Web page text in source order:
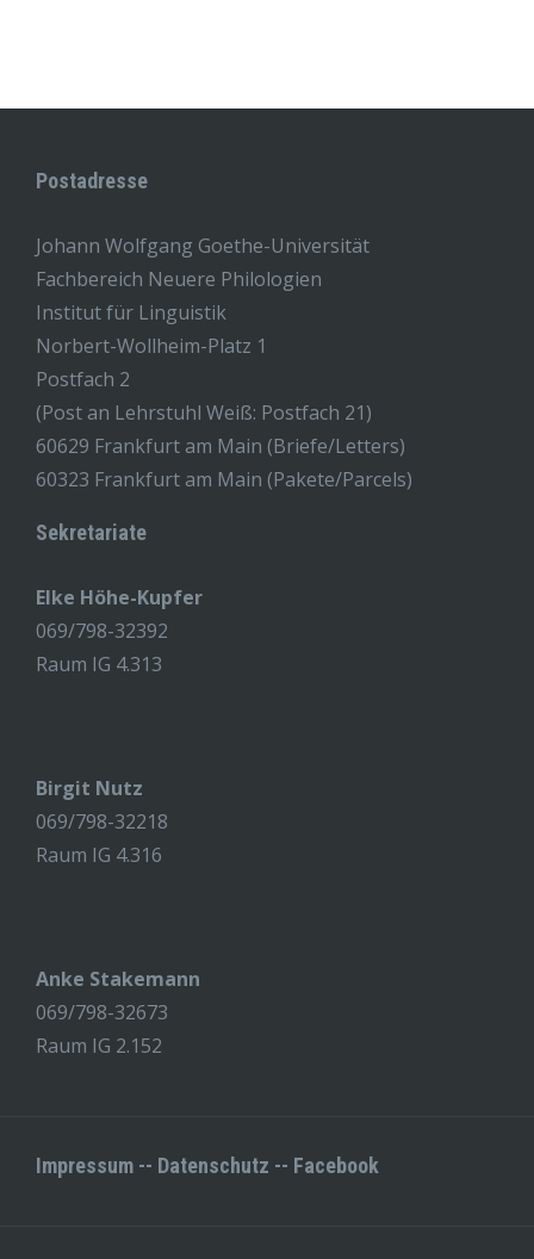
Postadresse
Johann Wolfgang Goethe-Universität
Fachbereich Neuere Philologien
Institut für Linguistik
Norbert-Wollheim-Platz 1
Postfach 2
(Post an Lehrstuhl Weiß: Postfach 21)
60629 Frankfurt am Main (Briefe/Letters)
60323 Frankfurt am Main (Pakete/Parcels)
Sekretariate
Elke Höhe-Kupfer
069/798-32392
Raum IG 4.313
Birgit Nutz
069/798-32218
Raum IG 4.316
Anke Stakemann
069/798-32673
Raum IG 2.152
Impressum -- Datenschutz -- Facebook